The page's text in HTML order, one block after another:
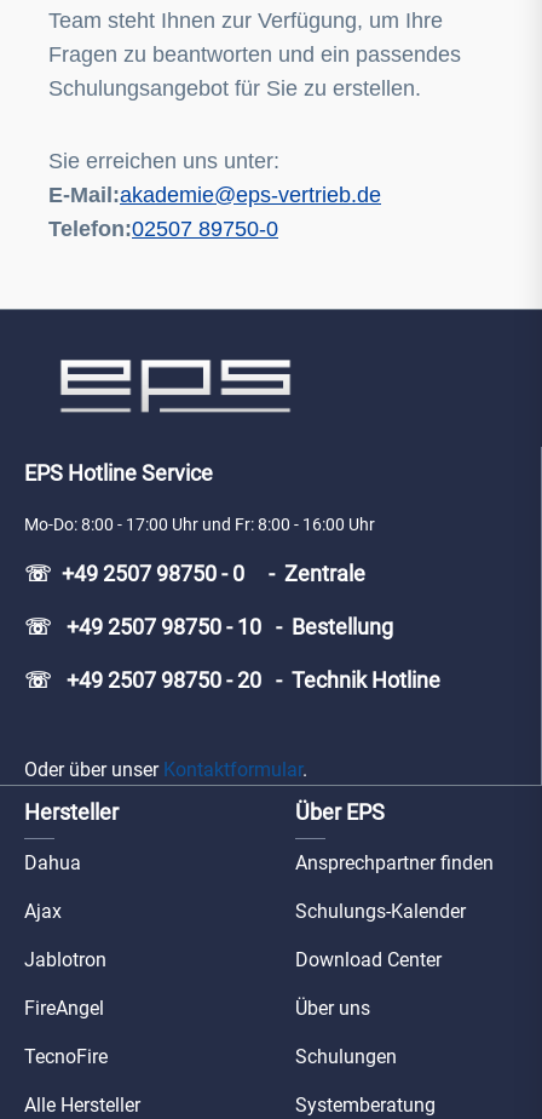
Team steht Ihnen zur Verfügung, um Ihre
Fragen zu beantworten und ein passendes
Schulungsangebot für Sie zu erstellen.
Sie erreichen uns unter:
E-Mail:akademie@eps-vertrieb.de
Telefon:02507 89750-0
EPS Hotline Service
Mo-Do: 8:00 - 17:00 Uhr und Fr: 8:00 - 16:00 Uhr
☏ +49 2507 98750 - 0 - Zentrale
☏ +49 2507 98750 - 10 - Bestellung
☏ +49 2507 98750 - 20 - Technik Hotline
Oder über unser Kontaktformular.
Hersteller
Dahua
Ajax
Jablotron
FireAngel
TecnoFire
Alle Hersteller
Über EPS
Ansprechpartner finden
Schulungs-Kalender
Download Center
Über uns
Schulungen
Systemberatung